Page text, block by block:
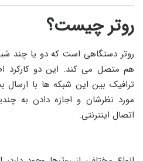
روتر چیست؟
روتر دستگاهی است که دو یا چند
هم متصل می کند. این دو کارکرد
مورد نظرشان و اجازه دادن به
اتصال اینترنتی.